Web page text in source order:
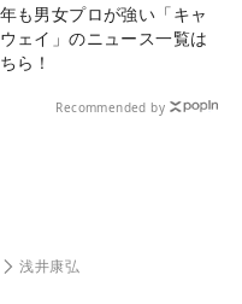
も男女プロが強い「キャ
ェイ」のニュース一覧は
ら！
Recommended by
浅井康弘